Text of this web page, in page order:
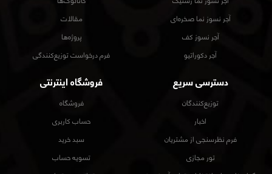
آجر نسوز نما صخره‌ای
آجر نسوز کف
آجر دکوراتیو
مقالات
پروژه‌ها
فرم درخواست توزیع‌کنندگی
دسترسی سریع
توزیع‌کنندگان
اخبار
فرم نظرسنجی از مشتریان
تور مجازی
فروشگاه اینترنتی
فروشگاه
حساب کاربری
سبد خرید
تسویه حساب